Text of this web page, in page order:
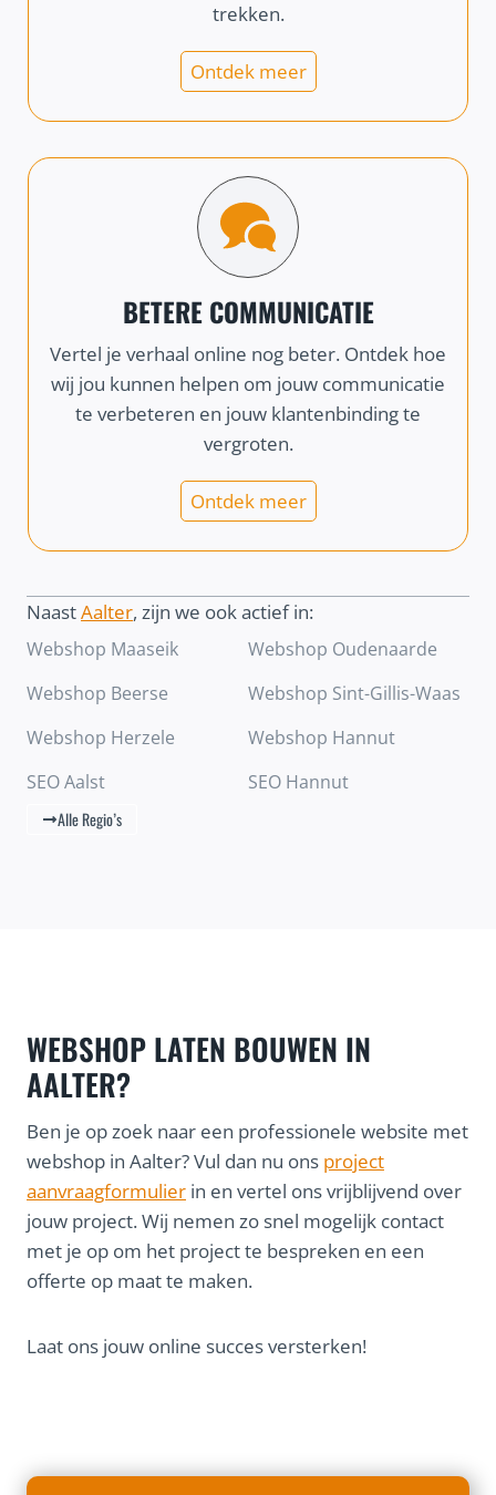
trekken.
Ontdek meer
BETERE COMMUNICATIE
Vertel je verhaal online nog beter. Ontdek hoe
wij jou kunnen helpen om jouw communicatie
te verbeteren en jouw klantenbinding te
vergroten.
Ontdek meer
NaastAalter, zijn we ook actief in:
Webshop Maaseik
Webshop Oudenaarde
Webshop Beerse
Webshop Sint-Gillis-Waas
Webshop Herzele
Webshop Hannut
SEO Aalst
SEO Hannut
Alle Regio’s
WEBSHOP LATEN BOUWEN IN
AALTER?
Ben je op zoek naar een professionele website met
webshop in Aalter? Vul dan nu ons project
aanvraagformulier in en vertel ons vrijblijvend over
jouw project. Wij nemen zo snel mogelijk contact
met je op om het project te bespreken en een
offerte op maat te maken.
Laat ons jouw online succes versterken!